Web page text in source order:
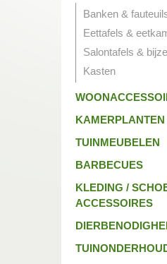
Banken &
Eettafels &
Salontafels &
Kasten
KAMERPLANTEN
TUINMEUBELEN
BARBECUES
KLEDING /
ACCESSOIRES